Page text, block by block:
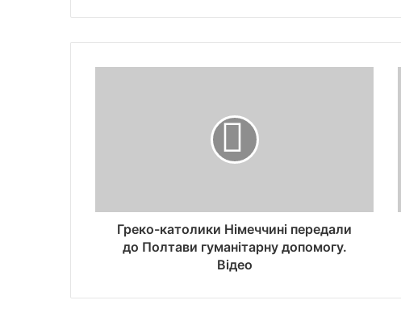
Греко-католики Німеччині передали
до Полтави гуманітарну допомогу.
Відео